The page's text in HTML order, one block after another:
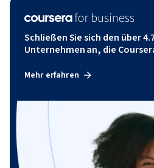
Schließen Sie sich den über
Unternehmen an, die
Mehr erfahren